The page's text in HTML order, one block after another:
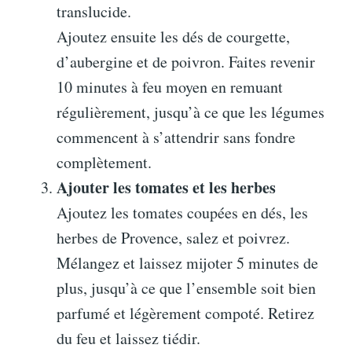
translucide.
Ajoutez ensuite les dés de courgette,
d’aubergine et de poivron. Faites revenir
10 minutes à feu moyen en remuant
régulièrement, jusqu’à ce que les légumes
commencent à s’attendrir sans fondre
complètement.
Ajouter les tomates et les herbes
Ajoutez les tomates coupées en dés, les
herbes de Provence, salez et poivrez.
Mélangez et laissez mijoter 5 minutes de
plus, jusqu’à ce que l’ensemble soit bien
parfumé et légèrement compoté. Retirez
du feu et laissez tiédir.